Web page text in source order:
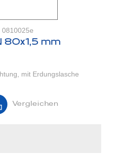
0810025e
80x1,5 mm
mit Erdungslasche
Vergleichen